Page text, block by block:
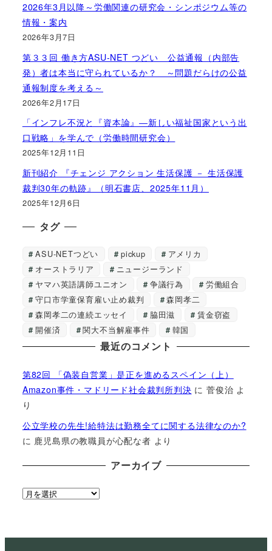
2026年3月以降～労働関連の研究会・シンポジウム等の
情報・案内
2026年3月7日
第３３回 働き方ASU-NET つどい 公益通報（内部告
発）者は本当に守られているか？ ～問題だらけの公益
通報制度を考える～
2026年2月17日
「インフレ不況と『資本論』―新しい福祉国家という出
口戦略」を学んで（労働時間研究会）
2025年12月11日
新刊紹介 『チェンジ アクション 生活保護 － 生活保護
裁判30年の軌跡』（明石書店、2025年11月）
2025年12月6日
タグ
ASU-NETつどい pickup
アメリカ
オーストラリア
ニュージーランド
ヤマハ英語講師ユニオン
争議行為
労働組合
守口市学童保育雇い止め裁判
森岡孝二
森岡孝二の連続エッセイ
脇田滋
賃金窃盗
開催済
関大不当解雇事件 韓国
最近のコメント
第82回 「偽装自営業」是正を進めるスペイン（上）
Amazon事件・マドリード社会裁判所判決 に菅俊治 よ
り
公立学校の先生!給特法は勤務全てに関する法律なのか?
に 鹿児島県の教職員が心配な者 より
アーカイブ
ア
イ